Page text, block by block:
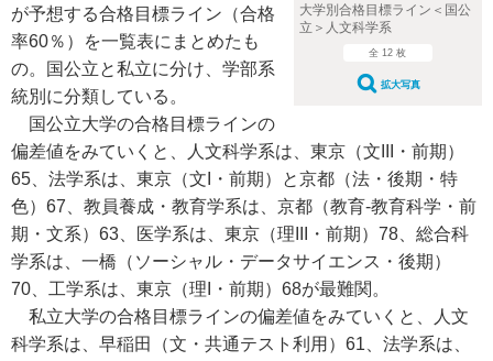
大学別合格目標ライン＜国公
立＞人文科学系
全 12 枚
拡大写真
が予想する合格目標ライン（合格
率60％）を一覧表にまとめたも
の。国公立と私立に分け、学部系
統別に分類している。
国公立大学の合格目標ラインの
偏差値をみていくと、人文科学系は、東京（文III・前期）
65、法学系は、東京（文I・前期）と京都（法・後期・特
色）67、教員養成・教育学系は、京都（教育-教育科学・前
期・文系）63、医学系は、東京（理III・前期）78、総合科
学系は、一橋（ソーシャル・データサイエンス・後期）
70、工学系は、東京（理I・前期）68が最難関。
私立大学の合格目標ラインの偏差値をみていくと、人文
科学系は、早稲田（文・共通テスト利用）61、法学系は、